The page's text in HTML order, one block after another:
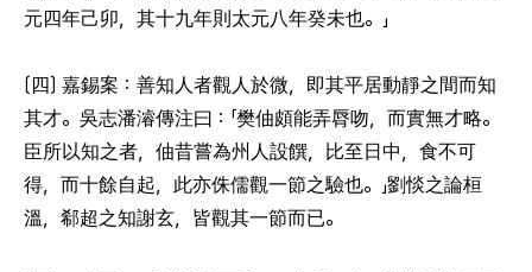
元四年己卯，其十九年則太元八年癸未也。」
〔四〕 嘉錫案：善知人者觀人於微，即其平居動靜之間而知
其才。吳志潘濬傳注曰：「樊伷頗能弄脣吻，而實無才略。
臣所以知之者，伷昔嘗為州人設饌，比至日中，食不可
得，而十餘自起，此亦侏儒觀一節之驗也。」劉惔之論桓
溫，郗超之知謝玄，皆觀其一節而已。